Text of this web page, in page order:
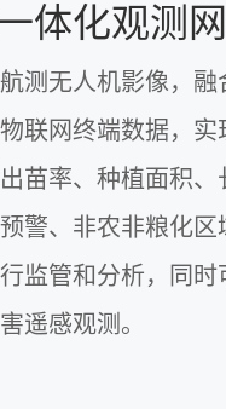
体化观测
测无人机影像，融
联网终端数据，实
苗率、种植面积、
警、非农非粮化区
监管和分析，同时
遥感观测。